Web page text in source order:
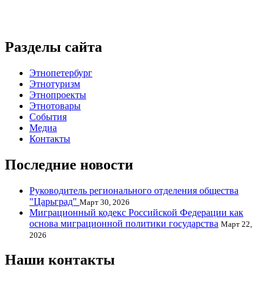
Разделы сайта
Этнопетербург
Этнотуризм
Этнопроекты
Этнотовары
События
Медиа
Контакты
Последние новости
Руководитель регионального отделения общества
"Царьград" Март 30, 2026
Миграционный кодекс Российской Федерации как
основа миграционной политики государства Март 22,
2026
Наши контакты